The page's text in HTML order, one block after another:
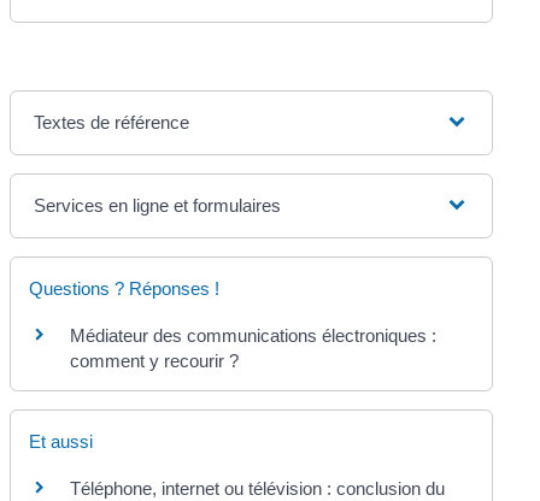
Textes de référence
Services en ligne et formulaires
Questions ? Réponses !
Médiateur des communications électroniques :
comment y recourir ?
Et aussi
Téléphone, internet ou télévision : conclusion du